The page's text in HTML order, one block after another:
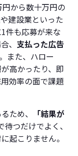
から数十万円の
建設業といった
件も応募が来な
、 支払った広告
また、ハロー
高かったり、即
効率の面で課題
ため、
「結果が
つだけでよく、
起こりません。